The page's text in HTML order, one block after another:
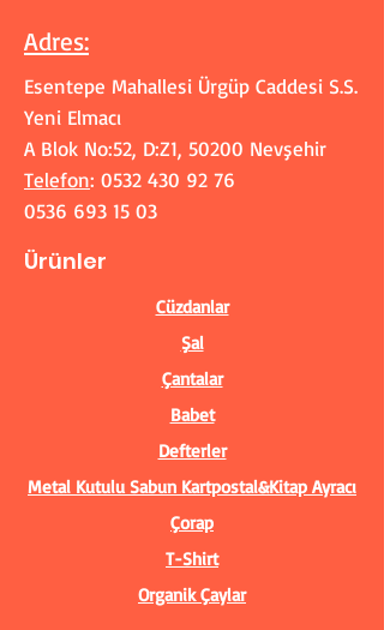
Adres:
Esentepe Mahallesi Ürgüp Caddesi S.S.
Yeni Elmacı
A Blok No:52, D:Z1, 50200 Nevşehir
Telefon: 0532 430 92 76
0536 693 15 03
Ürünler
Cüzdanlar
Şal
Çantalar
Babet
Defterler
Metal Kutulu Sabun Kartpostal&Kitap Ayracı
Çorap
T-Shirt
Organik Çaylar